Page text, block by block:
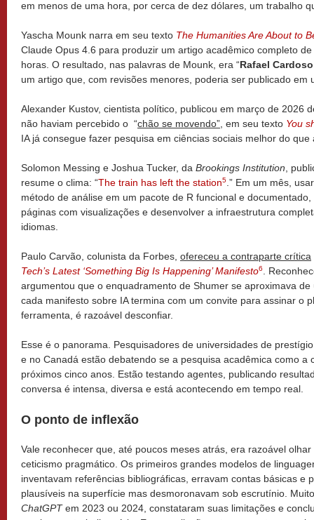
em menos de uma hora, por cerca de dez dólares, um trabalho
Yascha Mounk narra em seu texto The Humanities Are About to
Claude Opus 4.6 para produzir um artigo acadêmico completo
horas. O resultado, nas palavras de Mounk, era “Rafael
um artigo que, com revisões menores, poderia ser publicado em
Alexander Kustov, cientista político, publicou em março de 2026
não haviam percebido o “chão se movendo” , em seu texto You
IA já consegue fazer pesquisa em ciências sociais melhor do
Solomon Messing e Joshua Tucker, da Brookings Institution ,
resume o clima: “The train has left the station5 .” Em um mês,
método de análise em um pacote de R funcional e
páginas com visualizações e desenvolver a infraestrutura
idiomas.
Paulo Carvão, colunista da Forbes, ofereceu a contraparte crítica
Tech’s Latest ‘Something Big Is Happening’ Manifesto6
.
argumentou que o enquadramento de Shumer se aproximava
cada manifesto sobre IA termina com um convite para assinar o
ferramenta, é razoável desconfiar.
Esse é o panorama. Pesquisadores de universidades de
e no Canadá estão debatendo se a pesquisa acadêmica como a
próximos cinco anos. Estão testando agentes, publicando
conversa é intensa, diversa e está acontecendo em tempo real.
O ponto de inflexão
Vale reconhecer que, até poucos meses atrás, era razoável
ceticismo pragmático. Os primeiros grandes modelos de
inventavam referências bibliográficas, erravam contas básicas e
plausíveis na superfície mas desmoronavam sob escrutínio.
ChatGPTem 2023 ou 2024, constataram suas limitações e